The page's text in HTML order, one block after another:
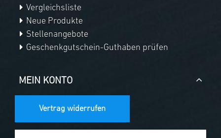
Vergleichsliste
Neue Produkte
Stellenangebote
Geschenkgutschein-Guthaben prüfen
MEIN KONTO
Vertrag widerrufen